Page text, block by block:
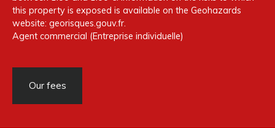
this property is exposed is available on the Geohazards
website: georisques.gouv.fr.
Agent commercial (Entreprise individuelle)
Our fees